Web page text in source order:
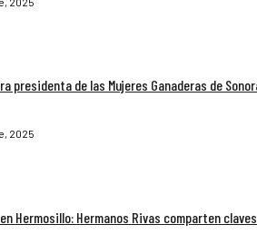
presidenta de las Mujeres Ganaderas de
2025
Hermosillo: Hermanos Rivas comparten claves